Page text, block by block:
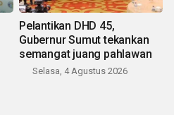
Pelantikan DHD 45,
Gubernur Sumut tekankan
semangat juang pahlawan
Selasa, 4 Agustus 2026